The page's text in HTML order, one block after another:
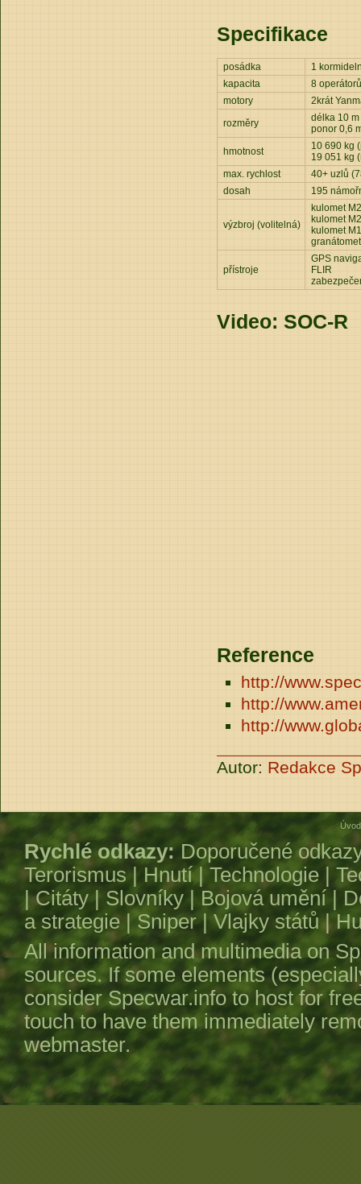
Specifikace
posádka
1
kapacita
8
motory
2krát
rozměry
délka 10
ponor 0,6
hmotnost
10 690 kg
19 051 kg
max. rychlost
40+ uzlů
dosah
195
výzbroj (volitelná)
kulomet M2
kulomet
kulomet
přístroje
GPS
FLIR
Video: SOC-R
Reference
http://
http://
http://
Autor: Redakce
Rychlé odkazy: Doporučené
Terorismus | Hnutí| Technologie
|Citáty Slovníky Bojová umění
a strategie |Sniper|Vlajky států|
All information and multimedia on
sources. If some elements
considerSpecwar.infoto host for
touch to have them immediately
webmaster.